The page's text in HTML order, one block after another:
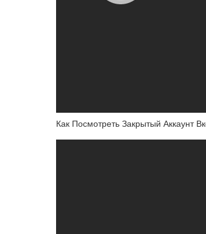
Как Посмотреть Закрытый Аккаунт